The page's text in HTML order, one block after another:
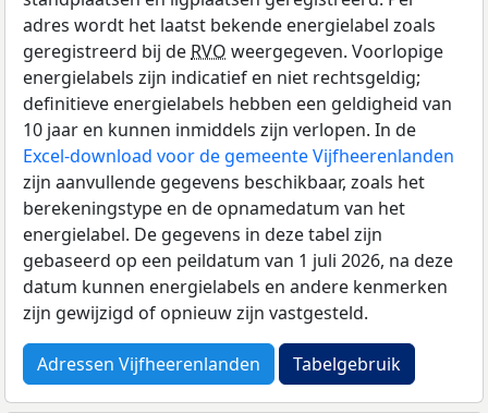
adres wordt het laatst bekende energielabel zoals
geregistreerd bij de RVO weergegeven. Voorlopige
energielabels zijn indicatief en niet rechtsgeldig;
definitieve energielabels hebben een geldigheid van
10 jaar en kunnen inmiddels zijn verlopen. In de
Excel-download voor de gemeente Vijfheerenlanden
zijn aanvullende gegevens beschikbaar, zoals het
berekeningstype en de opnamedatum van het
energielabel. De gegevens in deze tabel zijn
gebaseerd op een peildatum van 1 juli 2026, na deze
datum kunnen energielabels en andere kenmerken
zijn gewijzigd of opnieuw zijn vastgesteld.
Adressen Vijfheerenlanden Tabelgebruik